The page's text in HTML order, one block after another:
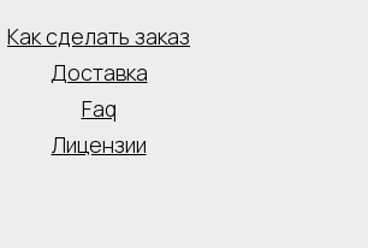
Как сделать заказ
Доставка
Faq
Лицензии